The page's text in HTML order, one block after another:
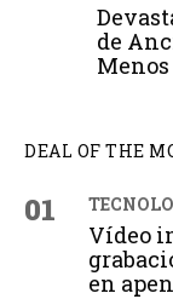
de
DEAL OF THE
01
Vídeo
en